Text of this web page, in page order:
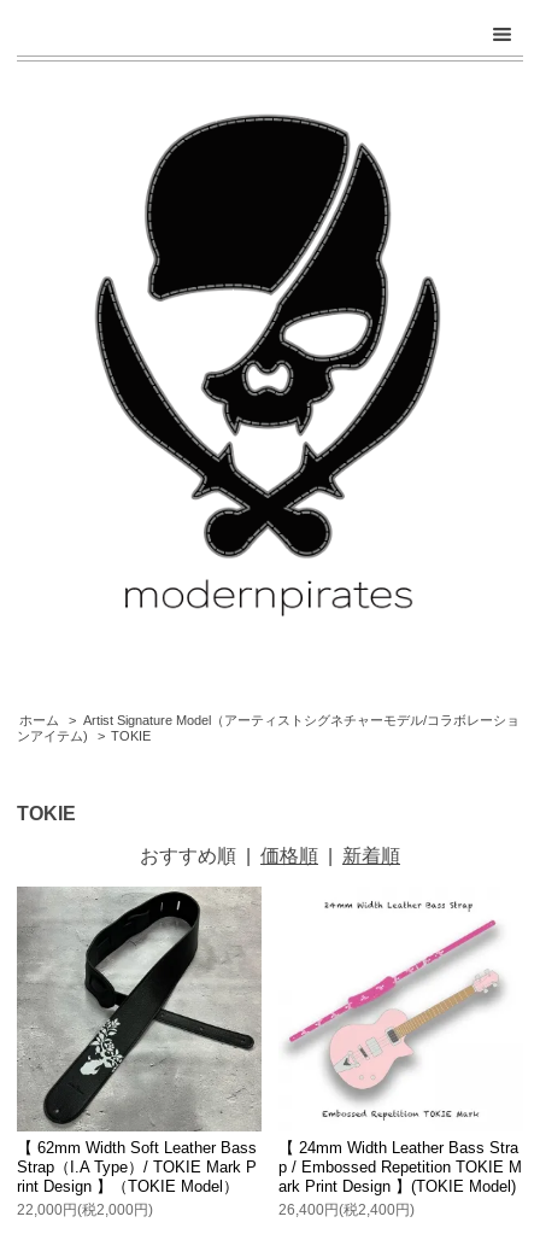
ホーム > Artist Signature Model（アーティストシグネチャーモデル/コラボレーショ
ンアイテム)
> TOKIE
TOKIE
おすすめ順 価格順 新着順
【 62mm Width Soft Leather Bass
Strap（I.A Type）/ TOKIE Mark P
rint Design 】（TOKIE Model）
22,000円(税2,000円)
【 24mm Width Leather Bass Stra
p / Embossed Repetition TOKIE M
ark Print Design 】(TOKIE Model)
26,400円(税2,400円)